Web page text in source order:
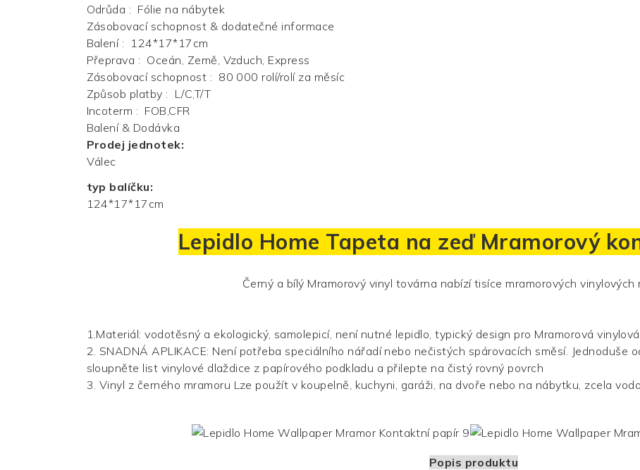
Odrůda : Fólie na nábytek
Zásobovací schopnost & dodatečné informace
Balení : 124*17*17cm
Přeprava : Oceán, Země, Vzduch, Express
Zásobovací schopnost : 80 000 rolí/rolí za měsíc
Způsob platby : L/C,T/T
Incoterm : FOB,CFR
Balení & Dodávka
Prodej jednotek:
Válec
typ balíčku:
124*17*17cm
Lepidlo Home Tapeta na zeď Mramorový
Černý a bílý Mramorový vinyl továrna nabízí tisíce mramorových vinylových
1.Materiál: vodotěsný a ekologický, samolepicí, není nutné lepidlo, typický design pro Mramorová
2. SNADNÁ APLIKACE: Není potřeba speciálního nářadí nebo nečistých spárovacích směsí. Jednoduše
sloupněte list vinylové dlaždice z papírového podkladu a přilepte na čistý rovný povrch
3. Vinyl z černého mramoru Lze použít v koupelně, kuchyni, garáži, na dvoře nebo na nábytku, zcela
Popis produktu